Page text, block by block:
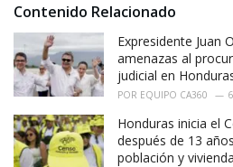
r
i
e
s
:
:Contenido Relacionado
Expresidente Juan
amenazas al
judicial en
POR EQUIPO CA360
Honduras inicia el
después de 13
población y vivienda